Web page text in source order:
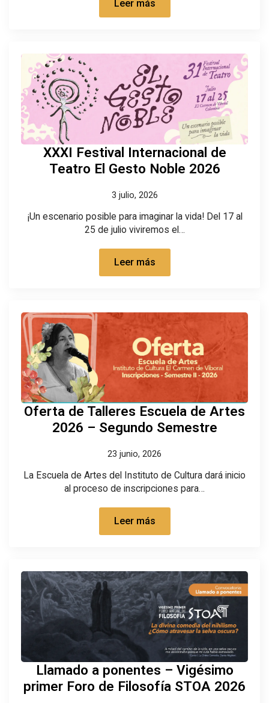
Leer más
XXXI Festival Internacional de
Teatro El Gesto Noble 2026
3 julio, 2026
¡Un escenario posible para imaginar la vida! Del 17 al
25 de julio viviremos el…
Leer más
Oferta de Talleres Escuela de Artes
2026 – Segundo Semestre
23 junio, 2026
La Escuela de Artes del Instituto de Cultura dará inicio
al proceso de inscripciones para…
Leer más
Llamado a ponentes – Vigésimo
primer Foro de Filosofía STOA 2026